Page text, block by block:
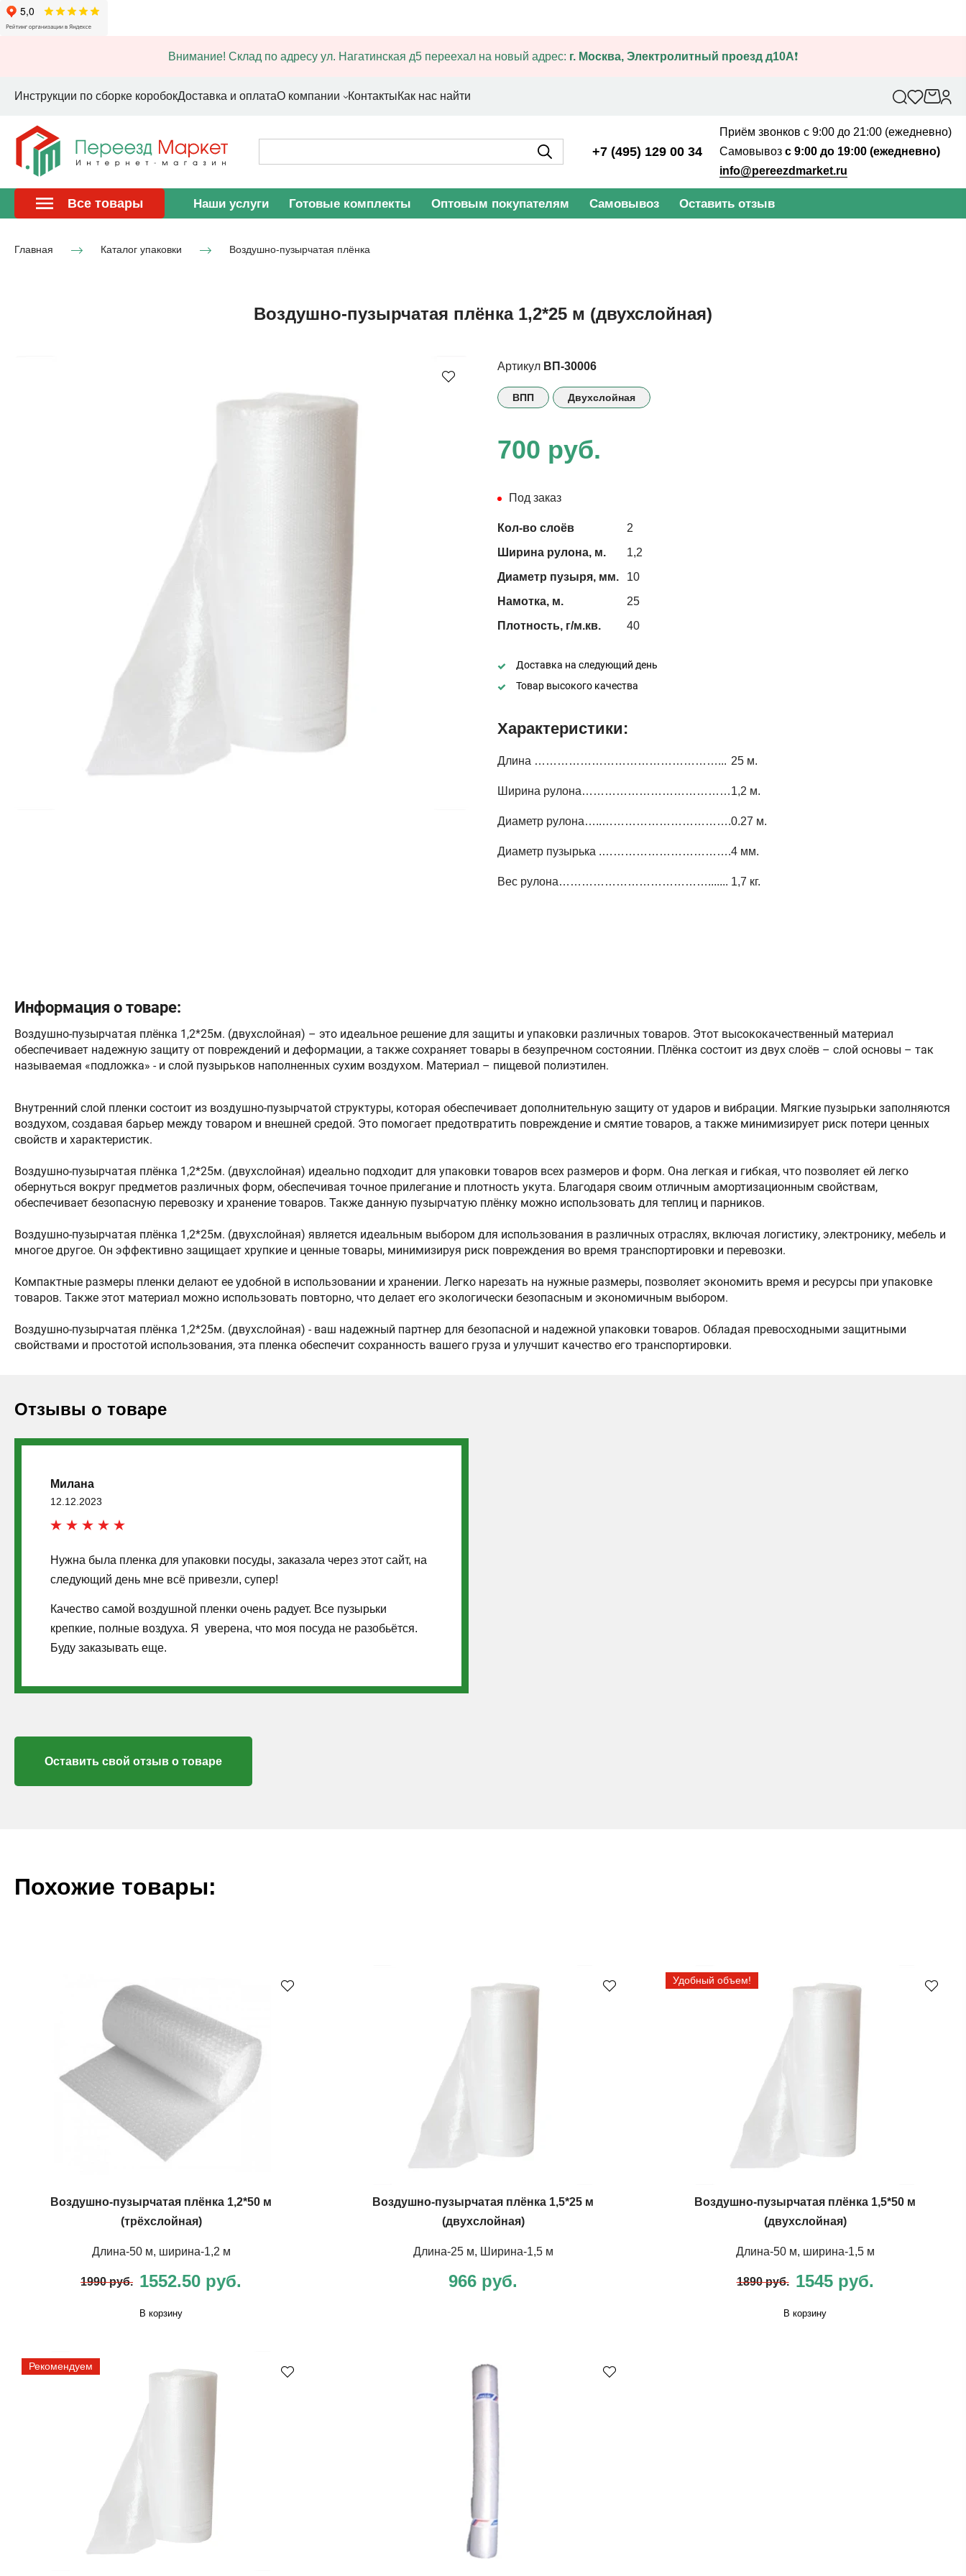
Внимание! Склад по адресу ул. Нагатинская д5 переехал на новый адрес: г. Москва, Электролитный проезд д10А❗
Инструкции по сборке коробокДоставка и оплатаО компании КонтактыКак нас найти
+7 (495) 129 00 34
Приём звонков с 9:00 до 21:00 (ежедневно)
Самовывоз с 9:00 до 19:00 (ежедневно)
info@pereezdmarket.ru
Все товары Наши услуги Готовые комплекты Оптовым покупателям Самовывоз Оставить отзыв
Главная Каталог упаковки Воздушно-пузырчатая плёнка
Воздушно-пузырчатая плёнка 1,2*25 м (двухслойная)
Артикул ВП-30006
ВПП Двухслойная
700 руб.
Под заказ
Кол-во слоёв
2
Ширина рулона, м.
1,2
Диаметр пузыря, мм.
10
Намотка, м.
25
Плотность, г/м.кв.
40
Доставка на следующий день
Товар высокого качества
Характеристики:
Длина …………………………………………... 25 м.
Ширина рулона…………………………………1,2 м.
Диаметр рулона…..…………………………….0.27 м.
Диаметр пузырька .…………………………….4 мм.
Вес рулона…………………………………....... 1,7 кг.
Информация о товаре:
Воздушно-пузырчатая плёнка 1,2*25м. (двухслойная) – это идеальное решение для защиты и упаковки различных товаров. Этот высококачественный материал
обеспечивает надежную защиту от повреждений и деформации, а также сохраняет товары в безупречном состоянии. Плёнка состоит из двух слоёв – слой основы – так
называемая «подложка» - и слой пузырьков наполненных сухим воздухом. Материал – пищевой полиэтилен.
Внутренний слой пленки состоит из воздушно-пузырчатой структуры, которая обеспечивает дополнительную защиту от ударов и вибрации. Мягкие пузырьки заполняются
воздухом, создавая барьер между товаром и внешней средой. Это помогает предотвратить повреждение и смятие товаров, а также минимизирует риск потери ценных
свойств и характеристик.
Воздушно-пузырчатая плёнка 1,2*25м. (двухслойная) идеально подходит для упаковки товаров всех размеров и форм. Она легкая и гибкая, что позволяет ей легко
обернуться вокруг предметов различных форм, обеспечивая точное прилегание и плотность укута. Благодаря своим отличным амортизационным свойствам,
обеспечивает безопасную перевозку и хранение товаров. Также данную пузырчатую плёнку можно использовать для теплиц и парников.
Воздушно-пузырчатая плёнка 1,2*25м. (двухслойная) является идеальным выбором для использования в различных отраслях, включая логистику, электронику, мебель и
многое другое. Он эффективно защищает хрупкие и ценные товары, минимизируя риск повреждения во время транспортировки и перевозки.
Компактные размеры пленки делают ее удобной в использовании и хранении. Легко нарезать на нужные размеры, позволяет экономить время и ресурсы при упаковке
товаров. Также этот материал можно использовать повторно, что делает его экологически безопасным и экономичным выбором.
Воздушно-пузырчатая плёнка 1,2*25м. (двухслойная) - ваш надежный партнер для безопасной и надежной упаковки товаров. Обладая превосходными защитными
свойствами и простотой использования, эта пленка обеспечит сохранность вашего груза и улучшит качество его транспортировки.
Отзывы о товаре
Милана
12.12.2023
Нужна была пленка для упаковки посуды, заказала через этот сайт, на
следующий день мне всё привезли, супер!
Качество самой воздушной пленки очень радует. Все пузырьки
крепкие, полные воздуха. Я уверена, что моя посуда не разобьётся.
Буду заказывать еще.
Оставить свой отзыв о товаре
Похожие товары:
Воздушно-пузырчатая плёнка 1,2*50 м
(трёхслойная)
Длина-50 м, ширина-1,2 м
1990 руб. 1552.50 руб.
В корзину
Воздушно-пузырчатая плёнка 1,5*25 м
(двухслойная)
Длина-25 м, Ширина-1,5 м
966 руб.
Удобный объем!
Воздушно-пузырчатая плёнка 1,5*50 м
(двухслойная)
Длина-50 м, ширина-1,5 м
1890 руб. 1545 руб.
В корзину
Рекомендуем